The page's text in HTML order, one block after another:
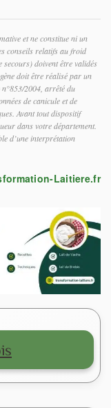
et ne constitue ni un
conseils relatifs au froid
doivent être validés
doit être réalisé par un
2004, arrêté du
de canicule et de
Avant tout dispositif
dans votre département.
d’une interprétation
Laitiere.fr